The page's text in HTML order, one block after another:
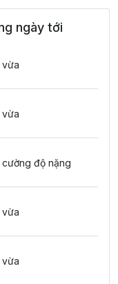
ngày tới
vừa
vừa
độ nặng
vừa
vừa